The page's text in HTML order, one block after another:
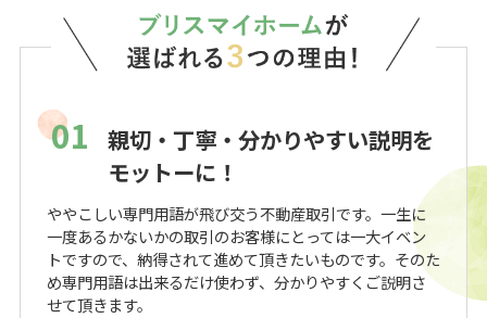
01
親切・丁寧・分かりやすい説明を
モットーに！
ややこしい専門用語が飛び交う不動産取引です。一生に
一度あるかないかの取引のお客様にとっては一大イベン
トですので、納得されて進めて頂きたいものです。そのた
め専門用語は出来るだけ使わず、分かりやすくご説明さ
せて頂きます。